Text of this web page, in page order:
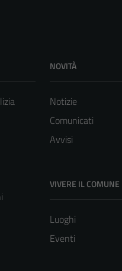
NOVITÀ
Notizie
Comunicati
Avvisi
VIVERE IL COMUNE
Luoghi
Eventi